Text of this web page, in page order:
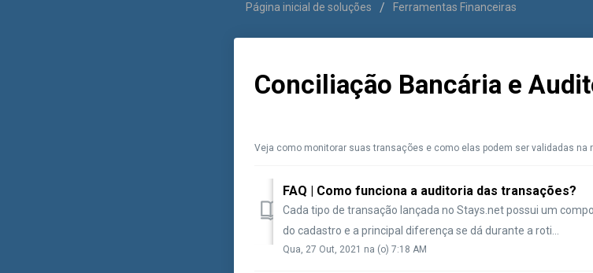
Página inicial de soluções Ferramentas Financeiras
Conciliação Bancária e
Veja como monitorar suas transações e como elas podem ser validadas na
FAQ | Como funciona a auditoria das transações?
Cada tipo de transação lançada no Stays.net possui um
do cadastro e a principal diferença se dá durante a roti...
Qua, 27 Out, 2021 na (o) 7:18 AM